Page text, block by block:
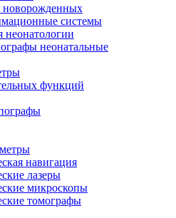
новорожденных
системы
неонатологии
неонатальные
функций
навигация
лазеры
микроскопы
томографы